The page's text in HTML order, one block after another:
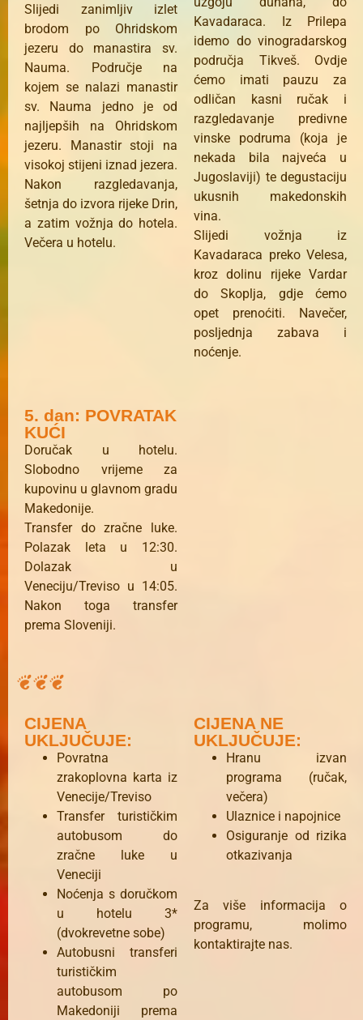
Slijedi zanimljiv izlet
brodom po Ohridskom
jezeru do manastira sv.
Nauma. Područje na
kojem se nalazi manastir
sv. Nauma jedno je od
najljepših na Ohridskom
jezeru. Manastir stoji na
visokoj stijeni iznad jezera.
Nakon razgledavanja,
šetnja do izvora rijeke Drin,
a zatim vožnja do hotela.
Večera u hotelu.
Kavadaraca. Iz Prilepa
idemo do vinogradarskog
područja Tikveš. Ovdje
ćemo imati pauzu za
odličan kasni ručak i
razgledavanje predivne
vinske podruma (koja je
nekada bila najveća u
Jugoslaviji) te degustaciju
ukusnih makedonskih
vina.
Slijedi vožnja iz
Kavadaraca preko Velesa,
kroz dolinu rijeke Vardar
do Skoplja, gdje ćemo
opet prenoćiti. Navečer,
posljednja zabava i
noćenje.
5. dan: POVRATAK
KUĆI
Doručak u hotelu.
Slobodno vrijeme za
kupovinu u glavnom gradu
Makedonije.
Transfer do zračne luke.
Polazak leta u 12:30.
Dolazak u
Veneciju/Treviso u 14:05.
Nakon toga transfer
prema Sloveniji.
CIJENA
UKLJUČUJE:
Povratna
zrakoplovna karta iz
Venecije/Treviso
Transfer turističkim
autobusom do
zračne luke u
Veneciji
Noćenja s doručkom
u hotelu 3*
(dvokrevetne sobe)
Autobusni transferi
turističkim
autobusom po
Makedoniji prema
CIJENA NE
UKLJUČUJE:
Hranu izvan
programa (ručak,
večera)
Ulaznice i napojnice
Osiguranje od rizika
otkazivanja
Za više informacija o
programu, molimo
kontaktirajte nas.